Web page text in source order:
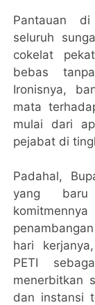
Pantauan
seluruh
cokelat
bebas
Ironisnya,
mata
mulai dari
pejabat di
Padahal,
yang baru
hari
PETI
menerbitkan
dan instansi